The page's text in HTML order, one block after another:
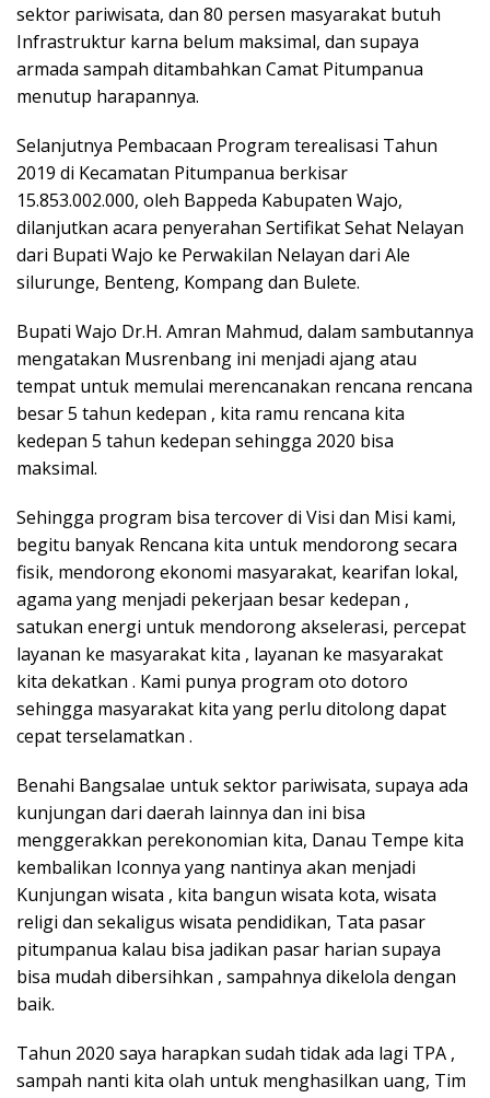
sektor pariwisata, dan 80 persen masyarakat butuh
Infrastruktur karna belum maksimal, dan supaya
armada sampah ditambahkan Camat Pitumpanua
menutup harapannya.
Selanjutnya Pembacaan Program terealisasi Tahun
2019 di Kecamatan Pitumpanua berkisar
15.853.002.000, oleh Bappeda Kabupaten Wajo,
dilanjutkan acara penyerahan Sertifikat Sehat Nelayan
dari Bupati Wajo ke Perwakilan Nelayan dari Ale
silurunge, Benteng, Kompang dan Bulete.
Bupati Wajo Dr.H. Amran Mahmud, dalam sambutannya
mengatakan Musrenbang ini menjadi ajang atau
tempat untuk memulai merencanakan rencana rencana
besar 5 tahun kedepan , kita ramu rencana kita
kedepan 5 tahun kedepan sehingga 2020 bisa
maksimal.
Sehingga program bisa tercover di Visi dan Misi kami,
begitu banyak Rencana kita untuk mendorong secara
fisik, mendorong ekonomi masyarakat, kearifan lokal,
agama yang menjadi pekerjaan besar kedepan ,
satukan energi untuk mendorong akselerasi, percepat
layanan ke masyarakat kita , layanan ke masyarakat
kita dekatkan . Kami punya program oto dotoro
sehingga masyarakat kita yang perlu ditolong dapat
cepat terselamatkan .
Benahi Bangsalae untuk sektor pariwisata, supaya ada
kunjungan dari daerah lainnya dan ini bisa
menggerakkan perekonomian kita, Danau Tempe kita
kembalikan Iconnya yang nantinya akan menjadi
Kunjungan wisata , kita bangun wisata kota, wisata
religi dan sekaligus wisata pendidikan, Tata pasar
pitumpanua kalau bisa jadikan pasar harian supaya
bisa mudah dibersihkan , sampahnya dikelola dengan
baik.
Tahun 2020 saya harapkan sudah tidak ada lagi TPA ,
sampah nanti kita olah untuk menghasilkan uang, Tim